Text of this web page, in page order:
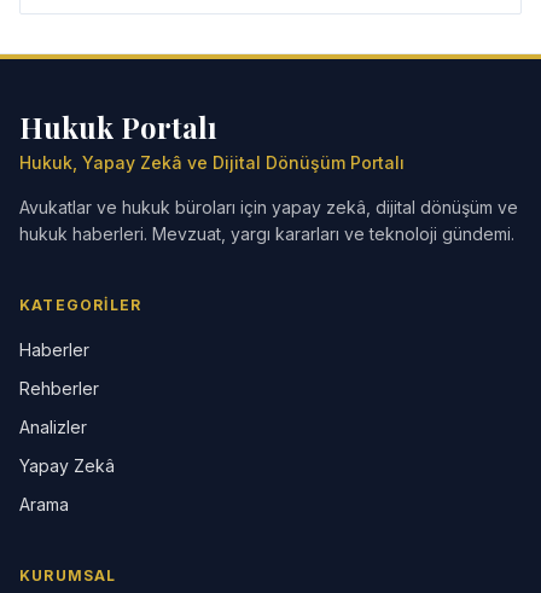
Hukuk Portalı
Hukuk, Yapay Zekâ ve Dijital Dönüşüm Portalı
Avukatlar ve hukuk büroları için yapay zekâ, dijital dönüşüm ve
hukuk haberleri. Mevzuat, yargı kararları ve teknoloji gündemi.
KATEGORILER
Haberler
Rehberler
Analizler
Yapay Zekâ
Arama
KURUMSAL